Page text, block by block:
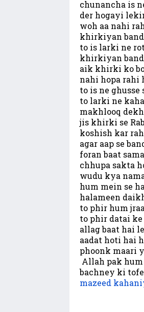
chunancha is
der hogayi
woh aa nahi
khirkiyan band
to is larki ne
khirkiyan
aik khirki ko
nahi hopa rahi
to is ne
to larki ne
makhlooq
jis khirki se
koshish kar
agar aap se
foran baat
chhupa sakta
wudu kya
hum mein se
halameen
to phir hum
to phir datai
allag baat hai
aadat hoti hai
phoonk maari
Allah pak hum
bachney ki
mazeed